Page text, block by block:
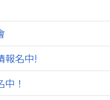
報名中!
！